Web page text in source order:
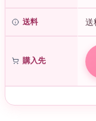
送料 送
購入先